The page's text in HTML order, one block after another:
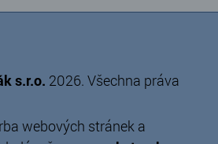
s.r.o. 2026. Všechna práva
webových stránek a